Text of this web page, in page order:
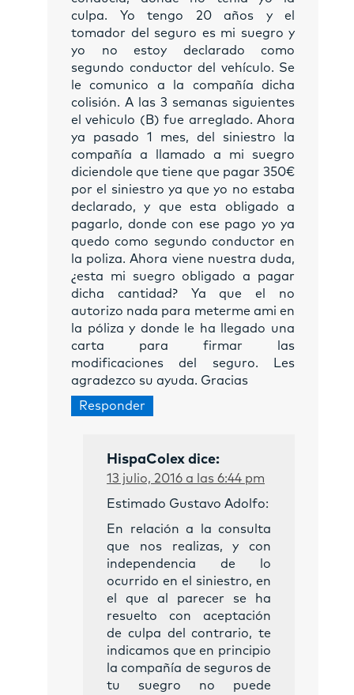
culpa. Yo tengo 20 años y el
tomador del seguro es mi suegro y
yo no estoy declarado como
segundo conductor del vehículo. Se
le comunico a la compañía dicha
colisión. A las 3 semanas siguientes
el vehiculo (B) fue arreglado. Ahora
ya pasado 1 mes, del siniestro la
compañía a llamado a mi suegro
diciendole que tiene que pagar 350€
por el siniestro ya que yo no estaba
declarado, y que esta obligado a
pagarlo, donde con ese pago yo ya
quedo como segundo conductor en
la poliza. Ahora viene nuestra duda,
¿esta mi suegro obligado a pagar
dicha cantidad? Ya que el no
autorizo nada para meterme ami en
la póliza y donde le ha llegado una
carta para firmar las
modificaciones del seguro. Les
agradezco su ayuda. Gracias
Responder
HispaColex dice:
13 julio, 2016 a las 6:44 pm
Estimado Gustavo Adolfo:
En relación a la consulta
que nos realizas, y con
independencia de lo
ocurrido en el siniestro, en
el que al parecer se ha
resuelto con aceptación
de culpa del contrario, te
indicamos que en principio
la compañía de seguros de
tu suegro no puede